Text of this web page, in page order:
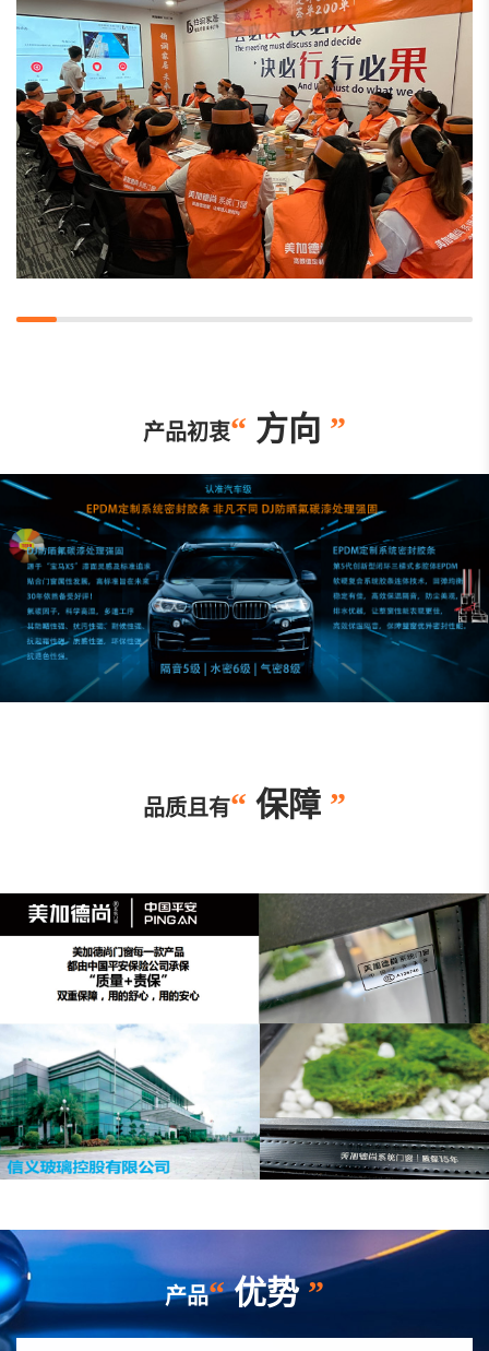
产品初衷“ 方向 ”
品质且有“ 保障 ”
产品“优势”